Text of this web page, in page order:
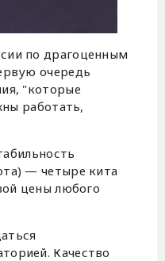
по драгоценным
очередь
"которые
работать,
— четыре кита
цены любого
Качество